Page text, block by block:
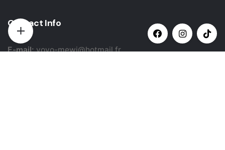
Contact Info
E-mail:yovo-mewi@hotmail.fr